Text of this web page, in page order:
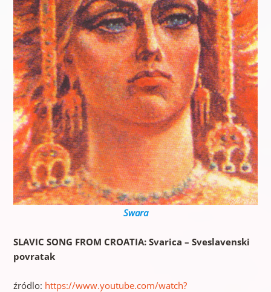
Swara
SLAVIC SONG FROM CROATIA: Svarica – Sveslavenski
povratak
źródlo: https://www.youtube.com/watch?